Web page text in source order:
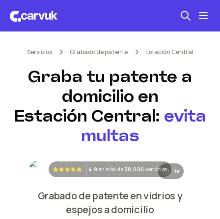
Seguro automotriz
Mantención kilometraje
Servicios Grabado de patente Estación Central
Graba tu patente a
domicilio en
Estación Central: evita
multas
1 hr
4.9 en más de 30.000 servicios
Grabado de patente en vidrios y
espejos a domicilio